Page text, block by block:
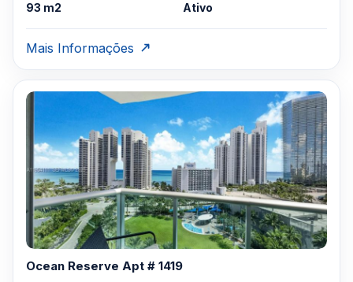
93 m2 Ativo
Mais Informações
Ocean Reserve Apt # 1419